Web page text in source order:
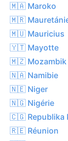
🇲🇦 Maroko
🇲🇷
🇲🇺 Mauricius
🇾🇹 Mayotte
🇲🇿 Mozambik
🇳🇦 Namibie
🇳🇪 Niger
🇳🇬 Nigérie
🇨🇬 Republika
🇷🇪 Réunion